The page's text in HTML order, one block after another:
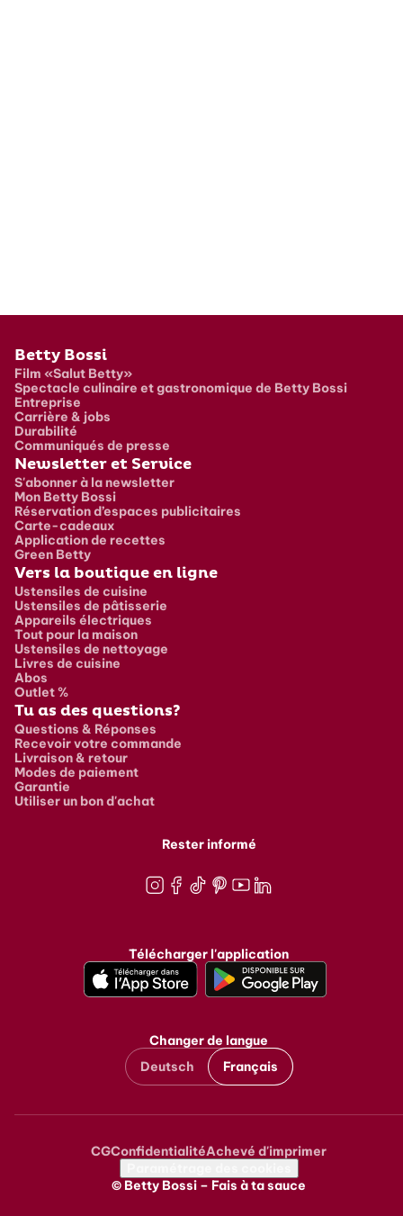
Pied de page
Betty Bossi
Film «Salut Betty»
Spectacle culinaire et gastronomique de Betty Bossi
Entreprise
Carrière & jobs
Durabilité
Communiqués de presse
Newsletter et Service
S'abonner à la newsletter
Mon Betty Bossi
Réservation d’espaces publicitaires
Carte-cadeaux
Application de recettes
Green Betty
Vers la boutique en ligne
Ustensiles de cuisine
Ustensiles de pâtisserie
Appareils électriques
Tout pour la maison
Ustensiles de nettoyage
Livres de cuisine
Abos
Outlet %
Tu as des questions?
Questions & Réponses
Recevoir votre commande
Livraison & retour
Modes de paiement
Garantie
Utiliser un bon d'achat
Rester informé
Télécharger l'application
Changer de langue
Deutsch
Français
Metanavigation
CGConfidentialitéAchevé d'imprimer
© Betty Bossi – Fais à ta sauce